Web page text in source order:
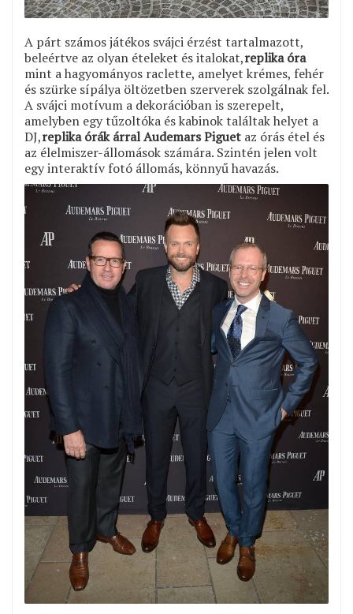
A párt számos játékos svájci érzést tartalmazott,
beleértve az olyan ételeket és italokat,replika óra
mint a hagyományos raclette, amelyet krémes, fehér
és szürke sípálya öltözetben szerverek szolgálnak fel.
A svájci motívum a dekorációban is szerepelt,
amelyben egy tűzoltóka és kabinok találtak helyet a
DJ,replika órák árral Audemars Piguet az órás étel és
az élelmiszer-állomások számára. Szintén jelen volt
egy interaktív fotó állomás, könnyű havazás.